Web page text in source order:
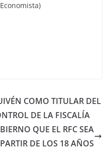
COMO TITULAR DEL
DE LA FISCALÍA
QUE EL RFC SEA
DE LOS 18 AÑOS